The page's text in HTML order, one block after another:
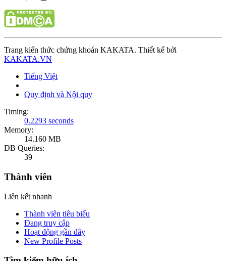
Trang kiến thức chứng khoán KAKATA. Thiết kế bởi
KAKATA.VN
Tiếng Việt
Quy định và Nội quy
Timing:
0.2293 seconds
Memory:
14.160 MB
DB Queries:
39
Thành viên
Liên kết nhanh
Thành viên tiêu biểu
Đang truy cập
Hoạt động gần đây
New Profile Posts